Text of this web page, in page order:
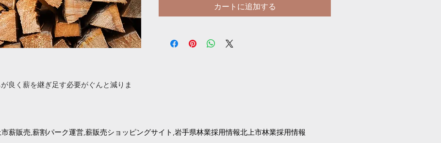
良く薪を継ぎ足す必要がぐんと減りま
カートに追加する
薪販売,薪割パーク運営,薪販売ショッピングサイト,岩手県林業採用情報北上市林業採用情報